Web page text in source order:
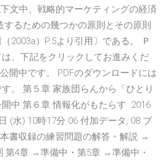
文中、戦略的マーケティングの経済
るための幾つかの原則とその原則
2003a）P.5より引用〕である。 Ｐ
、下記をクリックしてお進みくだ
開中です。 PDFのダウンロードには
。 第５章 家族団らんから「ひとり
中 第６章 情報化がもたらす 2016
(水) 10時17分 06 付加データ, 08 ブ
書収録の練習問題の解答・解説 →
第4章 →準備中・第5章 →準備中・